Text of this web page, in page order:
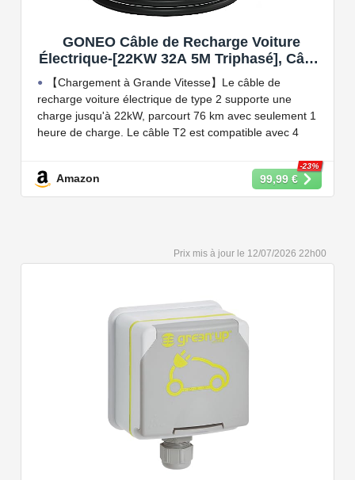
GONEO Câble de Recharge Voiture
Électrique-[22KW 32A 5M Triphasé], Câble
Type 2 à Type 2 EV/PHEV, Câble T2 avec
Sac de Transport, Compatible avec Model
3/S/X/Y, e-208, ID.5, E-Tron, IONIQ 5, Zoe,
etc
【Chargement à Grande Vitesse】Le câble de
recharge voiture électrique de type 2 supporte une
charge jusqu'à 22kW, parcourt 76 km avec seulement 1
heure de charge. Le câble T2 est compatible avec 4
【Conception Sécurisée】Nos câbles type 2 vous
de recharge de type 1, CCS1, CHAdeMO et GB/T.
voiture électrique de type 2 est conforme à la norme
européenne IEC 62196 et convient à tous les EV et
PHEV avec type 2 et CCS2. Convient aux modèles
Y/3/S/X, i3, iX, ID.3, ID.4, ID.5, E-Tron, ZOE, Kona, Leaf,
【Qualité Solide et Fiable】Résistant à l'eau - IP54,
électrique, résistant à l'usure et à la flexion. Testé avec
10,000 cycles d'insertion et une capacité de charge de 2
tonnes et un test de chute d'un mètre, évitant les risques
Amazon 99,99 €
-23%
12/07/2026 22h00